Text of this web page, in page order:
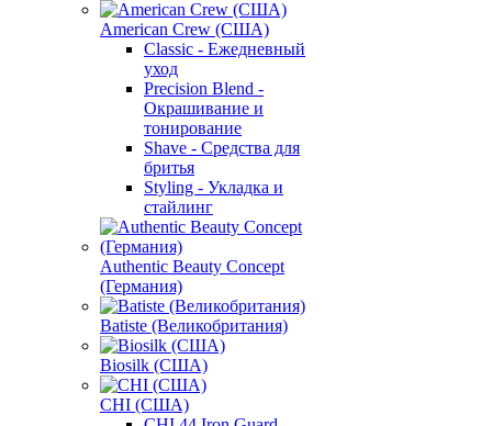
American Crew (США)
Classic - Ежедневный
уход
Precision Blend -
Окрашивание и
тонирование
Shave - Средства для
бритья
Styling - Укладка и
стайлинг
Authentic Beauty Concept
(Германия)
Batiste (Великобритания)
Biosilk (США)
CHI (США)